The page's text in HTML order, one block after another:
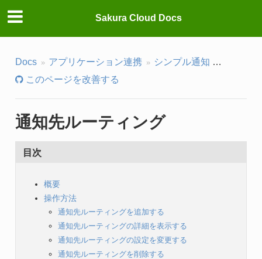
Sakura Cloud Docs
Docs アプリケーション連携 シンプル通知
このページを改善する
通知先ルーティング
目次
概要
操作方法
通知先ルーティングを追加する
通知先ルーティングの詳細を表示する
通知先ルーティングの設定を変更する
通知先ルーティングを削除する